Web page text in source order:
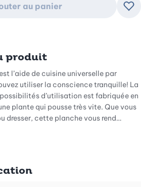
au panier
produit
l’aide de cuisine universelle par
utiliser la conscience tranquille! La
d’utilisation est fabriquée en
plante qui pousse très vite. Que vous
dresser, cette planche vous rend